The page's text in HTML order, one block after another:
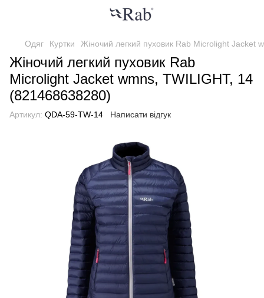
Одяг Куртки Жіночий легкий пуховик Rab Microlight Jacket
Жіночий легкий пуховик Rab
Microlight Jacket wmns, TWILIGHT, 14
(821468638280)
Артикул: QDA-59-TW-14 Написати відгук